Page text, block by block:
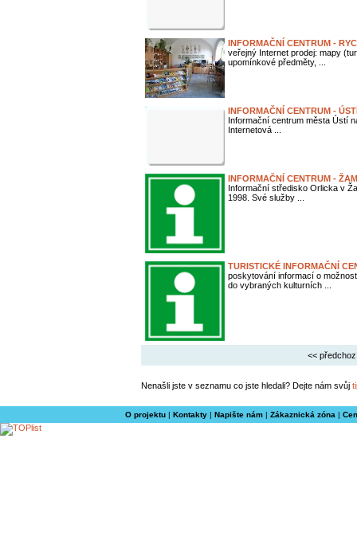
INFORMAČNÍ CENTRUM -
veřejný Internet prodej: mapy
upomínkové předměty, ...
INFORMAČNÍ CENTRUM -
Informační centrum města Ústí
Internetová ...
INFORMAČNÍ CENTRUM -
Informační středisko Orlicka v
1998. Své služby ...
TURISTICKÉ INFORMAČNÍ
poskytování informací o
do vybraných kulturních ...
<<
Nenašli jste v seznamu co jste hledali? Dejte nám svůj
O projektu| Kontakty| Napište nám| Zákaznická zóna |